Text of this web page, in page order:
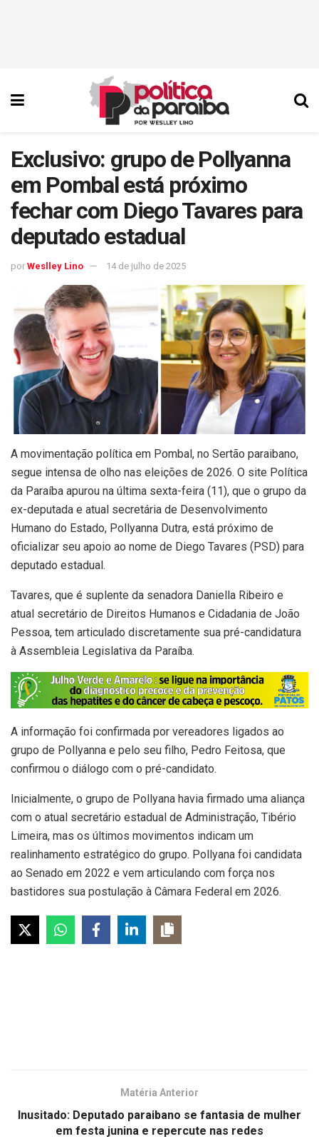
Exclusivo: grupo de Pollyanna
em Pombal está próximo
fechar com Diego Tavares para
deputado estadual
por Weslley Lino 14 de julho de 2025
A movimentação política em Pombal, no Sertão paraibano,
segue intensa de olho nas eleições de 2026. O site Política
da Paraíba apurou na última sexta-feira (11), que o grupo da
ex-deputada e atual secretária de Desenvolvimento
Humano do Estado, Pollyanna Dutra, está próximo de
oficializar seu apoio ao nome de Diego Tavares (PSD) para
deputado estadual.
Tavares, que é suplente da senadora Daniella Ribeiro e
atual secretário de Direitos Humanos e Cidadania de João
Pessoa, tem articulado discretamente sua pré-candidatura
à Assembleia Legislativa da Paraíba.
A informação foi confirmada por vereadores ligados ao
grupo de Pollyanna e pelo seu filho, Pedro Feitosa, que
confirmou o diálogo com o pré-candidato.
Inicialmente, o grupo de Pollyana havia firmado uma aliança
com o atual secretário estadual de Administração, Tibério
Limeira, mas os últimos movimentos indicam um
realinhamento estratégico do grupo. Pollyana foi candidata
ao Senado em 2022 e vem articulando com força nos
bastidores sua postulação à Câmara Federal em 2026.
Matéria Anterior
Inusitado: Deputado paraibano se fantasia de mulher
em festa junina e repercute nas redes